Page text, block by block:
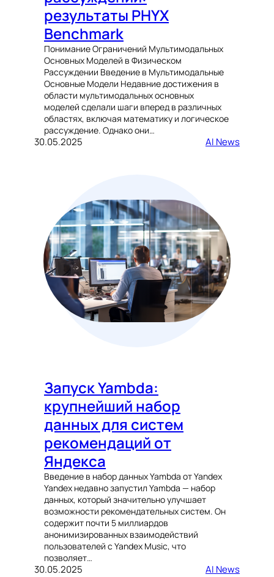
результаты PHYX
Benchmark
Понимание Ограничений Мультимодальных
Основных Моделей в Физическом
Рассуждении Введение в Мультимодальные
Основные Модели Недавние достижения в
области мультимодальных основных
моделей сделали шаги вперед в различных
областях, включая математику и логическое
рассуждение. Однако они…
30.05.2025 AI News
Запуск Yambda:
крупнейший набор
данных для систем
рекомендаций от
Яндекса
Введение в набор данных Yambda от Yandex
Yandex недавно запустил Yambda — набор
данных, который значительно улучшает
возможности рекомендательных систем. Он
содержит почти 5 миллиардов
анонимизированных взаимодействий
пользователей с Yandex Music, что
позволяет…
30.05.2025 AI News